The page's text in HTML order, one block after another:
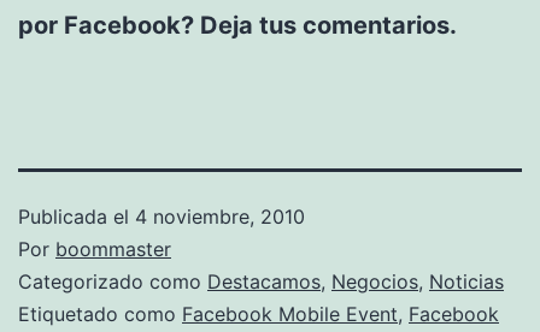
por Facebook? Deja tus comentarios.
Publicada el 4 noviembre, 2010
Por boommaster
Categorizado como Destacamos, Negocios, Noticias
Etiquetado como Facebook Mobile Event, Facebook